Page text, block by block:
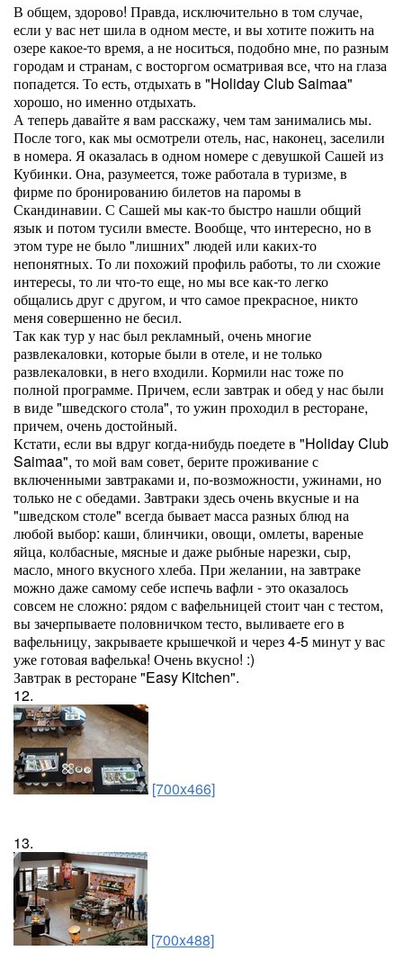
В общем, здорово! Правда, исключительно в том случае,
если у вас нет шила в одном месте, и вы хотите пожить на
озере какое-то время, а не носиться, подобно мне, по разным
городам и странам, с восторгом осматривая все, что на глаза
попадется. То есть, отдыхать в "Holiday Club Saimaa"
хорошо, но именно отдыхать.
А теперь давайте я вам расскажу, чем там занимались мы.
После того, как мы осмотрели отель, нас, наконец, заселили
в номера. Я оказалась в одном номере с девушкой Сашей из
Кубинки. Она, разумеется, тоже работала в туризме, в
фирме по бронированию билетов на паромы в
Скандинавии. С Сашей мы как-то быстро нашли общий
язык и потом тусили вместе. Вообще, что интересно, но в
этом туре не было "лишних" людей или каких-то
непонятных. То ли похожий профиль работы, то ли схожие
интересы, то ли что-то еще, но мы все как-то легко
общались друг с другом, и что самое прекрасное, никто
меня совершенно не бесил.
Так как тур у нас был рекламный, очень многие
развлекаловки, которые были в отеле, и не только
развлекаловки, в него входили. Кормили нас тоже по
полной программе. Причем, если завтрак и обед у нас были
в виде "шведского стола", то ужин проходил в ресторане,
причем, очень достойный.
Кстати, если вы вдруг когда-нибудь поедете в "Holiday Club
Saimaa", то мой вам совет, берите проживание с
включенными завтраками и, по-возможности, ужинами, но
только не с обедами. Завтраки здесь очень вкусные и на
"шведском столе" всегда бывает масса разных блюд на
любой выбор: каши, блинчики, овощи, омлеты, вареные
яйца, колбасные, мясные и даже рыбные нарезки, сыр,
масло, много вкусного хлеба. При желании, на завтраке
можно даже самому себе испечь вафли - это оказалось
совсем не сложно: рядом с вафельницей стоит чан с тестом,
вы зачерпываете половничком тесто, выливаете его в
вафельницу, закрываете крышечкой и через 4-5 минут у вас
уже готовая вафелька! Очень вкусно! :)
Завтрак в ресторане "Easy Kitchen".
12.
[700x466]
13.
[700x488]